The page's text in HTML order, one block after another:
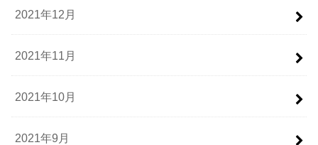
2021年12月
2021年11月
2021年10月
2021年9月